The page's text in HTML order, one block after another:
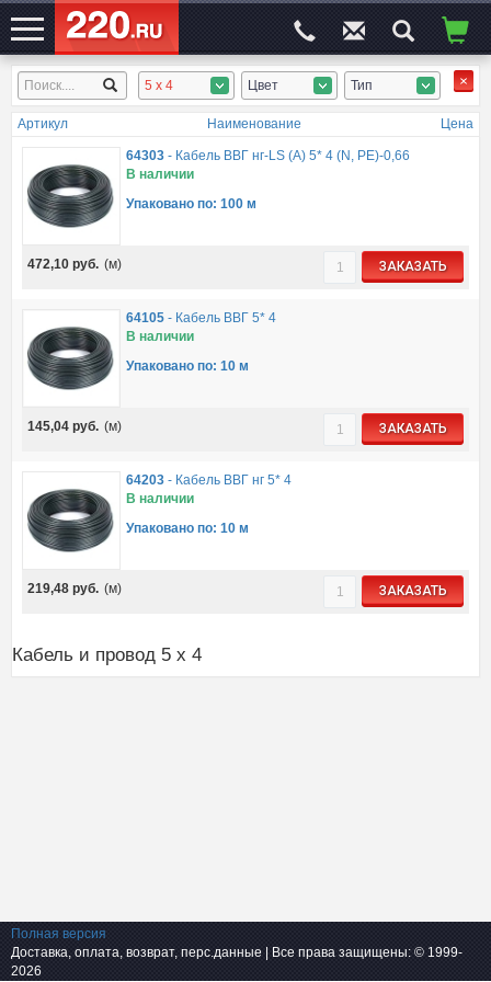
ЭЛЕКТРОСАЙТ№1 5 x 4 Цвет Тип
Артикул Наименование Цена
64303- Кабель ВВГ нг-LS (A) 5* 4 (N, PE)-0,66
В наличии
Упаковано по: 100 м
472,10 руб. (м) ЗАКАЗАТЬ
64105- Кабель ВВГ 5* 4
В наличии
Упаковано по: 10 м
145,04 руб. (м) ЗАКАЗАТЬ
64203- Кабель ВВГ нг 5* 4
В наличии
Упаковано по: 10 м
219,48 руб. (м) ЗАКАЗАТЬ
Кабель и провод 5 x 4
Полная версия
Доставка, оплата, возврат, перс.данные | Все права защищены: © 1999-
2026